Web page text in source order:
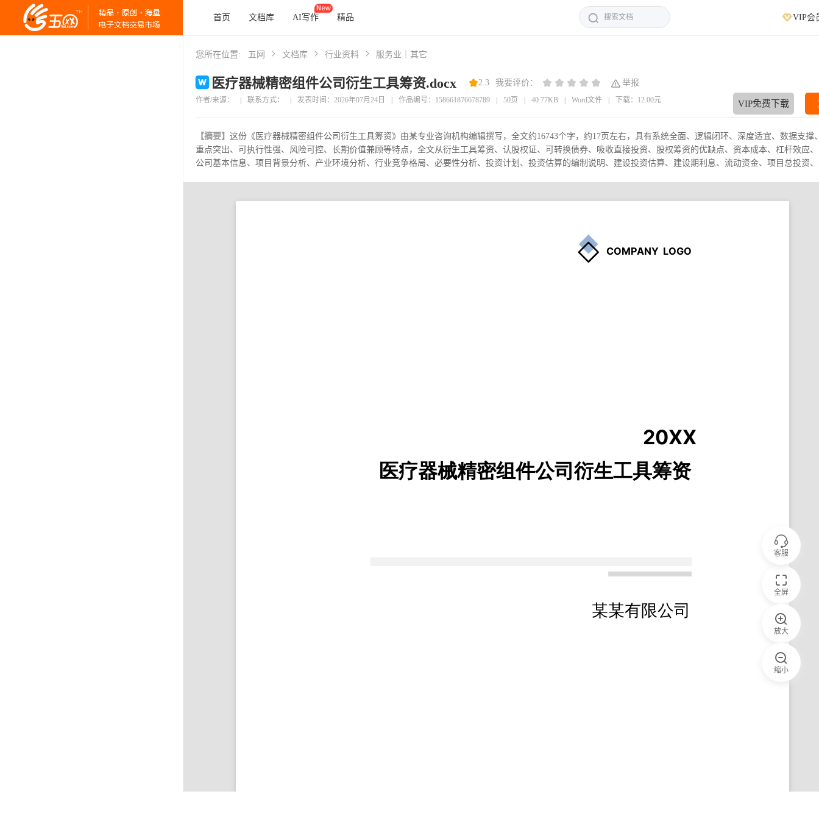
首页 文档库 AI写作 精品 VIP会
您所在位置: 五网 文档库 行业资料 服务业｜其它
医疗器械精密组件公司衍生工具筹资.docx 2.3 我要评价： 举报
作者/来源： 联系方式： 发表时间：2026年07月24日 作品编号：158661876678789 50页 40.77KB Word文件 下载：12.00元 VIP免费下载
【摘要】 这份《医疗器械精密组件公司衍生工具筹资》由某专业咨询机构编辑撰写，全文约16743个字，约17页左右，具有系统全面、逻辑闭环、深度适宜、数据支撑
重点突出、可执行性强、风险可控、长期价值兼顾等特点，全文从衍生工具筹资、认股权证、可转换债券、吸收直接投资、股权筹资的优缺点、资本成本、杠杆效应
公司基本信息、项目背景分析、产业环境分析、行业竞争格局、必要性分析、投资计划、投资估算的编制说明、建设投资估算、建设期利息、流动资金、项目总投资
客服
全屏
放大
缩小